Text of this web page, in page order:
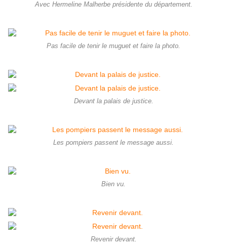
Avec Hermeline Malherbe présidente du département.
Pas facile de tenir le muguet et faire la photo.
Devant la palais de justice.
Les pompiers passent le message aussi.
Bien vu.
Revenir devant.